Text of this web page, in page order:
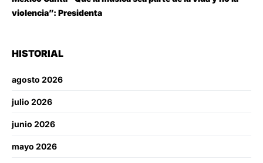
violencia”: Presidenta
HISTORIAL
agosto 2026
julio 2026
junio 2026
mayo 2026